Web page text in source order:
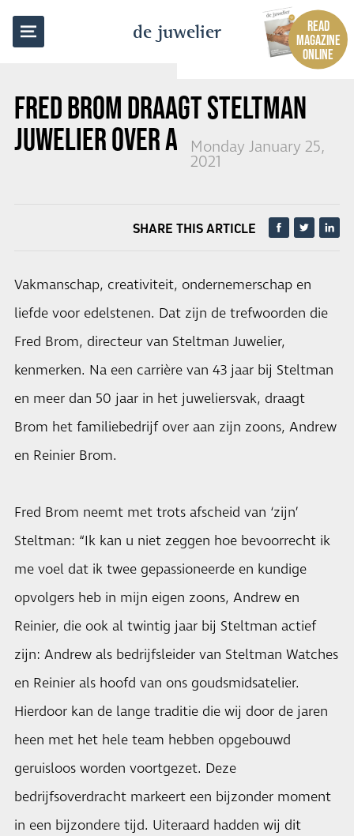
de juwelier
READ
MAGAZINE
ONLINE
FRED BROM DRAAGT STELTMAN
JUWELIER OVER AAN ZOONS
Monday January 25,
2021
BACK TO OVERVIEW
SHARE THIS ARTICLE
Vakmanschap, creativiteit, ondernemerschap en
liefde voor edelstenen. Dat zijn de trefwoorden die
Fred Brom, directeur van Steltman Juwelier,
kenmerken. Na een carrière van 43 jaar bij Steltman
en meer dan 50 jaar in het juweliersvak, draagt
Brom het familiebedrijf over aan zijn zoons, Andrew
en Reinier Brom.
Fred Brom neemt met trots afscheid van ‘zijn’
Steltman: “Ik kan u niet zeggen hoe bevoorrecht ik
me voel dat ik twee gepassioneerde en kundige
opvolgers heb in mijn eigen zoons, Andrew en
Reinier, die ook al twintig jaar bij Steltman actief
zijn: Andrew als bedrijfsleider van Steltman Watches
en Reinier als hoofd van ons goudsmidsatelier.
Hierdoor kan de lange traditie die wij door de jaren
heen met het hele team hebben opgebouwd
geruisloos worden voortgezet. Deze
bedrijfsoverdracht markeert een bijzonder moment
in een bijzondere tijd. Uiteraard hadden wij dit